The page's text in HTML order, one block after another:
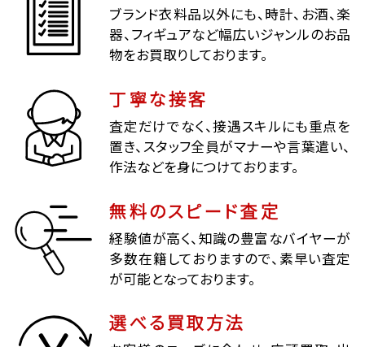
ブランド衣料品以外にも、時計、お酒、楽
器、フィギュアなど幅広いジャンルのお品
物をお買取りしております。
丁寧な接客
査定だけでなく、接遇スキルにも重点を
置き、スタッフ全員がマナーや言葉遣い、
作法などを身につけております。
無料のスピード査定
経験値が高く、知識の豊富なバイヤーが
多数在籍しておりますので、素早い査定
が可能となっております。
選べる買取方法